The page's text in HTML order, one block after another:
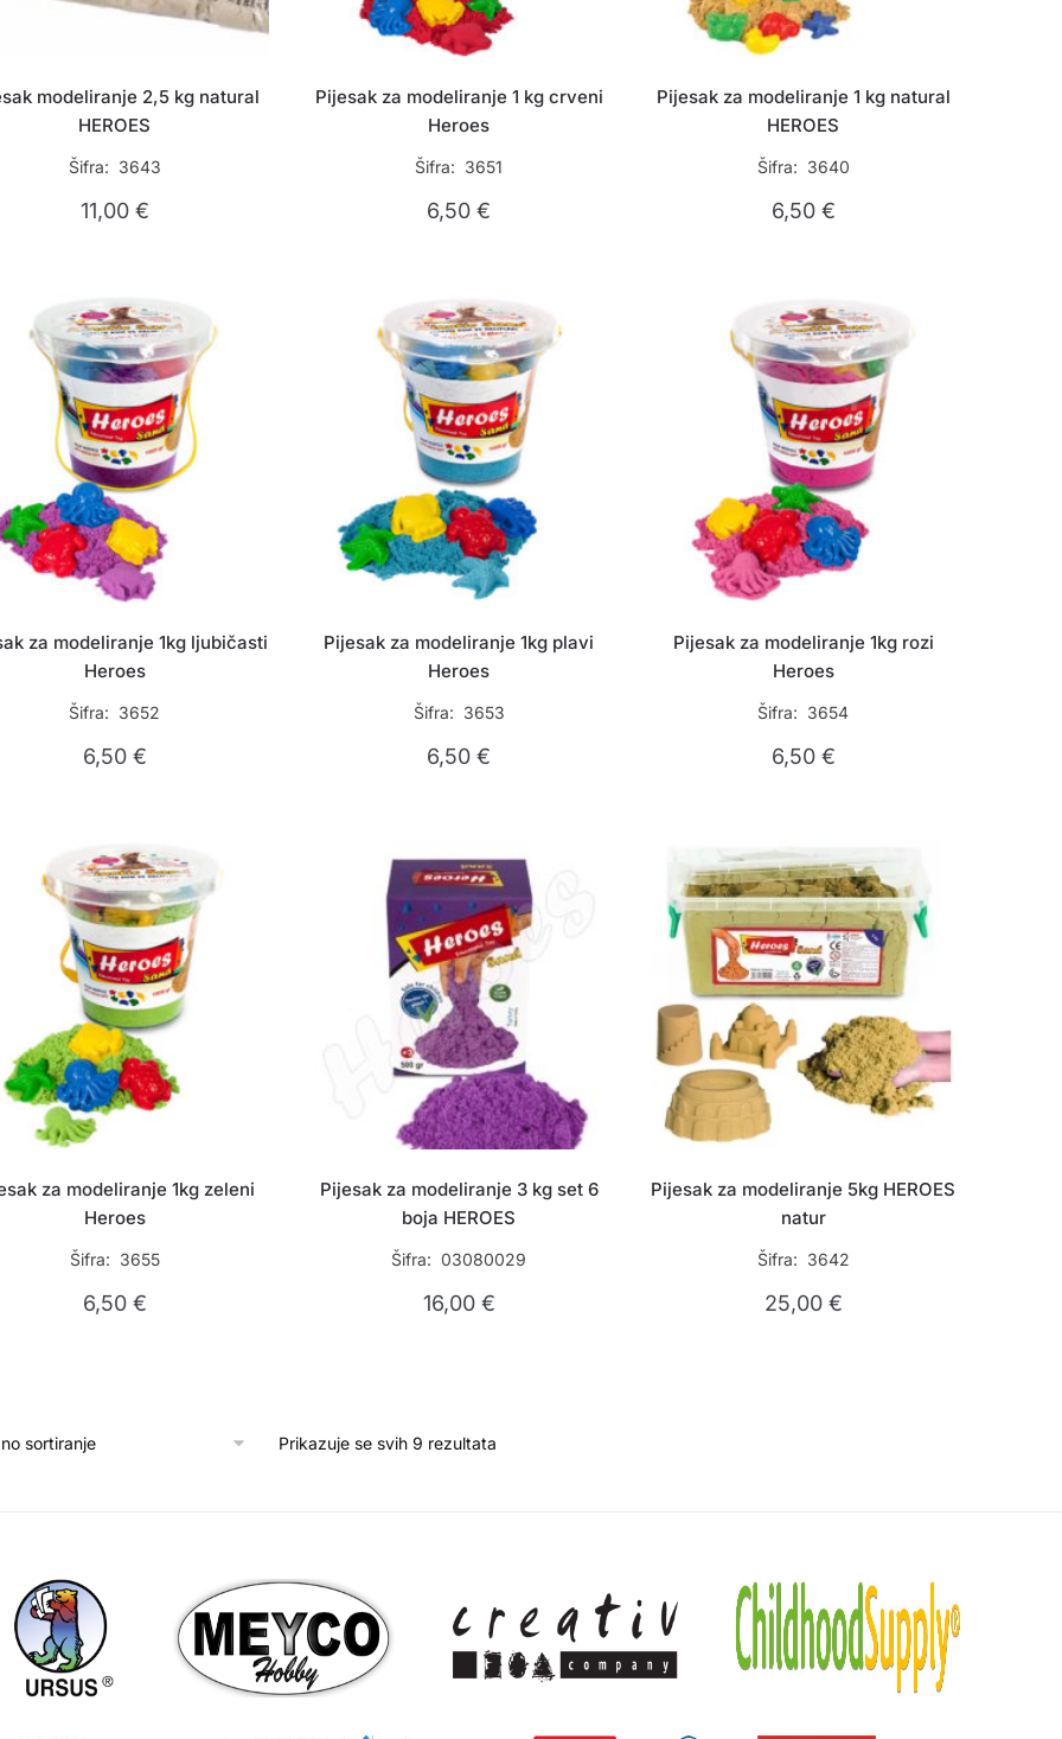
modeliranje 2,5 kg natural
HEROES
Šifra: 3643
11,00 €
Pijesak za modeliranje 1 kg crveni
Heroes
Šifra: 3651
6,50€
Pijesak za modeliranje 1 kg natural
HEROES
Šifra: 3640
6,50 €
za modeliranje 1kg ljubičasti
Heroes
Šifra: 3652
6,50 €
Pijesak za modeliranje 1kg plavi
Heroes
Šifra: 3653
6,50€
Pijesak za modeliranje 1kg rozi
Heroes
Šifra: 3654
6,50 €
za modeliranje 1kg zeleni
Heroes
Šifra: 3655
6,50 €
Pijesak za modeliranje 3 kg set 6
boja HEROES
Šifra: 03080029
16,00 €
Pijesak za modeliranje 5kg HEROES
natur
Šifra: 3642
25,00 €
Prikazuje se svih 9 rezultata